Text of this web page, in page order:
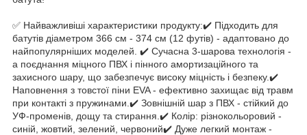
✅ Найважливіші характеристики продукту:✔️ Підходить для
батутів діаметром 366 см - 374 см (12 футів) - адаптовано до
найпопулярніших моделей. ✔️ Сучасна 3-шарова технологія -
a поєднання міцного ПВХ і пінного амортизаційного та
захисного шару, що забезпечує високу міцність і безпеку.✔️
Наповнення з товстої піни EVA - ефективно захищає від травм
при контакті з пружинами.✔️ Зовнішній шар з ПВХ - стійкий до
УФ-променів, дощу та стирання.✔️ Колір: різнокольоровий -
синій, жовтий, зелений, червоний✔️ Дуже легкий монтаж -